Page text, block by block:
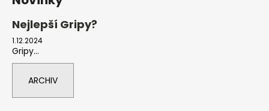
Nejlepší Gripy?
1.12.2024
Gripy...
ARCHIV